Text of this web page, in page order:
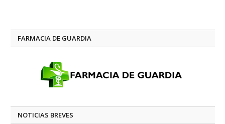
FARMACIA DE GUARDIA
NOTICIAS BREVES